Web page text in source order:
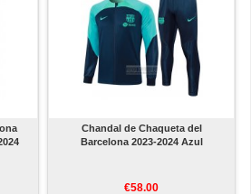
Chandal de Chaqueta del
Barcelona 2023-2024 Azul
€58.00